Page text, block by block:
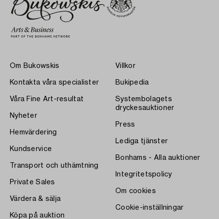
Om Bukowskis
Kontakta våra specialister
Våra Fine Art-resultat
Nyheter
Hemvärdering
Kundservice
Transport och uthämtning
Private Sales
Värdera & sälja
Köpa på auktion
Villkor
Bukipedia
Systembolagets
dryckesauktioner
Press
Lediga tjänster
Bonhams - Alla auktioner
Integritetspolicy
Om cookies
Cookie-inställningar